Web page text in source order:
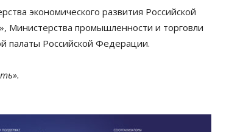
экономического развития Российской
промышленности и торговли
палаты Российской Федерации.